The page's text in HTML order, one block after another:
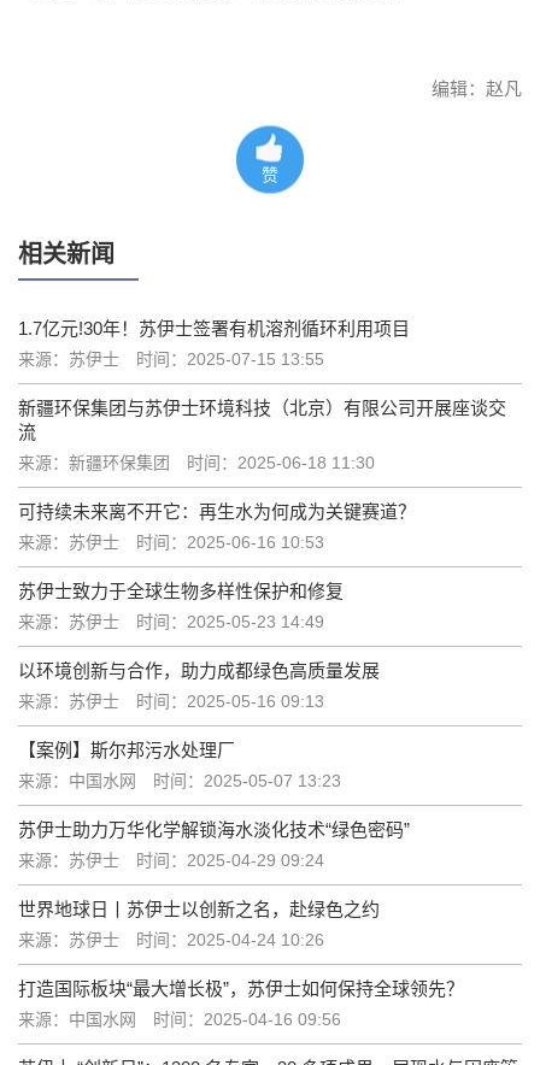
编辑：赵凡
赞
相关新闻
1.7亿元!30年！苏伊士签署有机溶剂循环利用项目
来源：苏伊士 时间：2025-07-15 13:55
新疆环保集团与苏伊士环境科技（北京）有限公司开展座谈交
流
来源：新疆环保集团 时间：2025-06-18 11:30
可持续未来离不开它：再生水为何成为关键赛道？
来源：苏伊士 时间：2025-06-16 10:53
苏伊士致力于全球生物多样性保护和修复
来源：苏伊士 时间：2025-05-23 14:49
以环境创新与合作，助力成都绿色高质量发展
来源：苏伊士 时间：2025-05-16 09:13
【案例】斯尔邦污水处理厂
来源：中国水网 时间：2025-05-07 13:23
苏伊士助力万华化学解锁海水淡化技术“绿色密码”
来源：苏伊士 时间：2025-04-29 09:24
世界地球日丨苏伊士以创新之名，赴绿色之约
来源：苏伊士 时间：2025-04-24 10:26
打造国际板块“最大增长极”，苏伊士如何保持全球领先？
来源：中国水网 时间：2025-04-16 09:56